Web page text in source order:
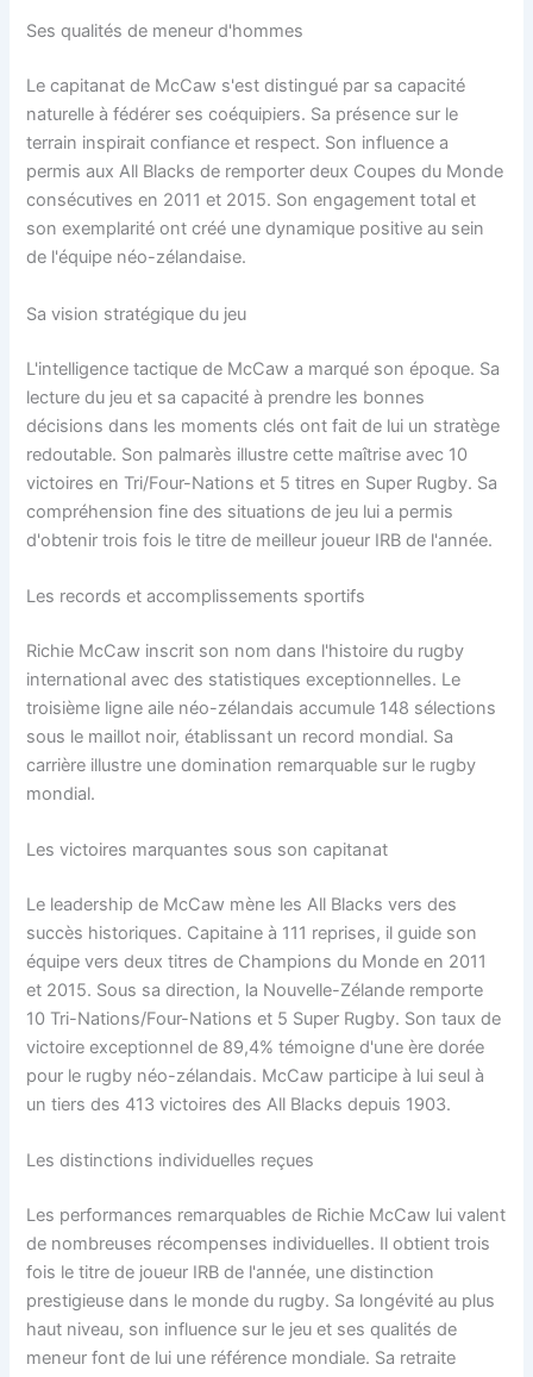
Ses qualités de meneur d'hommes
Le capitanat de McCaw s'est distingué par sa capacité
naturelle à fédérer ses coéquipiers. Sa présence sur le
terrain inspirait confiance et respect. Son influence a
permis aux All Blacks de remporter deux Coupes du Monde
consécutives en 2011 et 2015. Son engagement total et
son exemplarité ont créé une dynamique positive au sein
de l'équipe néo-zélandaise.
Sa vision stratégique du jeu
L'intelligence tactique de McCaw a marqué son époque. Sa
lecture du jeu et sa capacité à prendre les bonnes
décisions dans les moments clés ont fait de lui un stratège
redoutable. Son palmarès illustre cette maîtrise avec 10
victoires en Tri/Four-Nations et 5 titres en Super Rugby. Sa
compréhension fine des situations de jeu lui a permis
d'obtenir trois fois le titre de meilleur joueur IRB de l'année.
Les records et accomplissements sportifs
Richie McCaw inscrit son nom dans l'histoire du rugby
international avec des statistiques exceptionnelles. Le
troisième ligne aile néo-zélandais accumule 148 sélections
sous le maillot noir, établissant un record mondial. Sa
carrière illustre une domination remarquable sur le rugby
mondial.
Les victoires marquantes sous son capitanat
Le leadership de McCaw mène les All Blacks vers des
succès historiques. Capitaine à 111 reprises, il guide son
équipe vers deux titres de Champions du Monde en 2011
et 2015. Sous sa direction, la Nouvelle-Zélande remporte
10 Tri-Nations/Four-Nations et 5 Super Rugby. Son taux de
victoire exceptionnel de 89,4% témoigne d'une ère dorée
pour le rugby néo-zélandais. McCaw participe à lui seul à
un tiers des 413 victoires des All Blacks depuis 1903.
Les distinctions individuelles reçues
Les performances remarquables de Richie McCaw lui valent
de nombreuses récompenses individuelles. Il obtient trois
fois le titre de joueur IRB de l'année, une distinction
prestigieuse dans le monde du rugby. Sa longévité au plus
haut niveau, son influence sur le jeu et ses qualités de
meneur font de lui une référence mondiale. Sa retraite